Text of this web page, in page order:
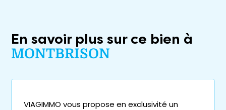
En savoir plus sur ce bien à
MONTBRISON
VIAGIMMO vous propose en exclusivité un